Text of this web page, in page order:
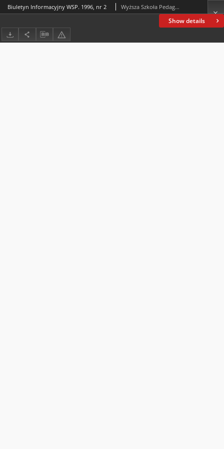
Show details
Biuletyn Informacyjny WSP. 1996, nr 2 Wyższa Szkoła Pedagogiczna im. Jana Kochanowskiego (Kielce). Instytut Bibliotekoznawstwa i Informacji Naukowo-Technicznej